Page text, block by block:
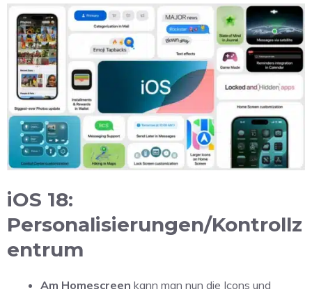
iOS 18:
Personalisierungen/Kontrollz
entrum
Am Homescreen kann man nun die Icons und